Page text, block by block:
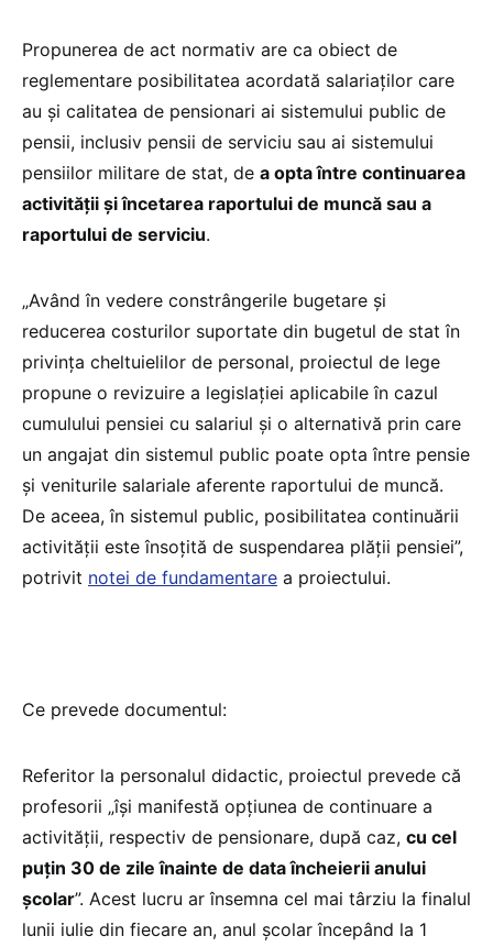
Propunerea de act normativ are ca obiect de
reglementare posibilitatea acordată salariaților care
au și calitatea de pensionari ai sistemului public de
pensii, inclusiv pensii de serviciu sau ai sistemului
pensiilor militare de stat, de a opta între continuarea
activității și încetarea raportului de muncă sau a
raportului de serviciu.
„Având în vedere constrângerile bugetare și
reducerea costurilor suportate din bugetul de stat în
privința cheltuielilor de personal, proiectul de lege
propune o revizuire a legislației aplicabile în cazul
cumulului pensiei cu salariul și o alternativă prin care
un angajat din sistemul public poate opta între pensie
și veniturile salariale aferente raportului de muncă.
De aceea, în sistemul public, posibilitatea continuării
activității este însoțită de suspendarea plății pensiei”,
potrivit notei de fundamentare a proiectului.
Ce prevede documentul:
Referitor la personalul didactic, proiectul prevede că
profesorii „își manifestă opțiunea de continuare a
activității, respectiv de pensionare, după caz, cu cel
puțin 30 de zile înainte de data încheierii anului
școlar”. Acest lucru ar însemna cel mai târziu la finalul
lunii iulie din fiecare an, anul școlar începând la 1